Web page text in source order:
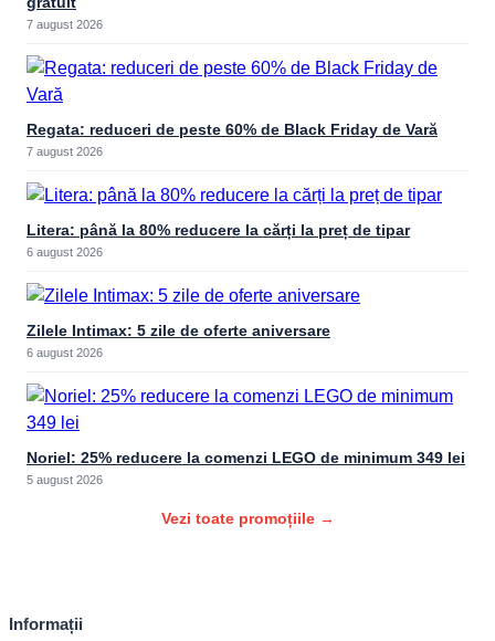
7 august 2026
Regata: reduceri de peste 60% de Black Friday de Vară
7 august 2026
Litera: până la 80% reducere la cărți la preț de tipar
6 august 2026
Zilele Intimax: 5 zile de oferte aniversare
6 august 2026
Noriel: 25% reducere la comenzi LEGO de minimum 349 lei
5 august 2026
Vezi toate promoțiile →
Informații